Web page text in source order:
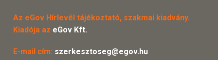
Az eGov Hírlevél tájékoztató, szakmai kiadvány.
Kiadója az eGov Kft.
E-mail cím: szerkesztoseg@egov.hu